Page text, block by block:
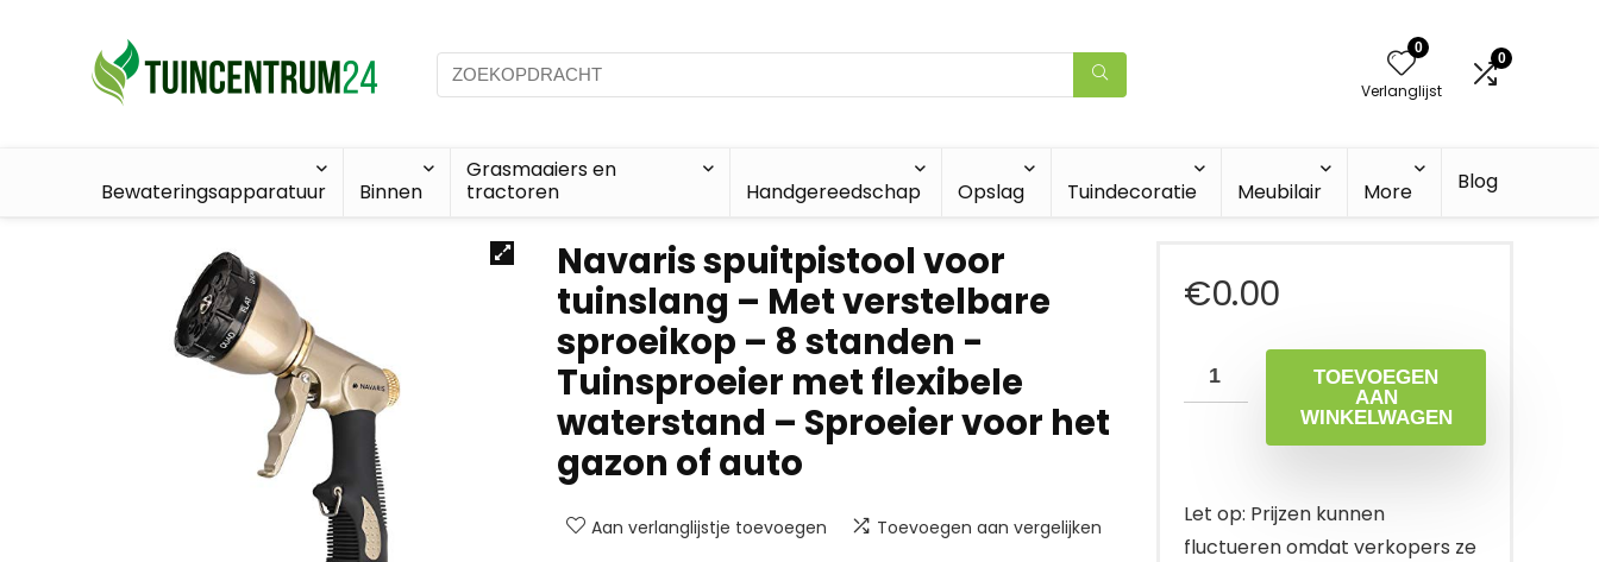
0
Verlanglijst
0
Bewateringsapparatuur Binnen
Grasmaaiers en
tractoren
Handgereedschap Opslag Tuindecoratie Meubilair More Blog
Navaris spuitpistool voor
tuinslang – Met verstelbare
sproeikop – 8 standen -
Tuinsproeier met flexibele
waterstand – Sproeier voor het
gazon of auto
Aan verlanglijstje toevoegen Toevoegen aan vergelijken
€0.00
TOEVOEGEN
AAN
WINKELWAGEN
Let op: Prijzen kunnen
fluctueren omdat verkopers ze